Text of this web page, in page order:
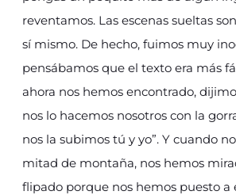
reventamos. Las escenas sueltas
sí mismo. De hecho, fuimos muy
pensábamos que el texto era más
ahora nos hemos encontrado,
nos lo hacemos nosotros con la
nos la subimos tú y yo”. Y cuando
mitad de montaña, nos hemos
flipado porque nos hemos puesto a